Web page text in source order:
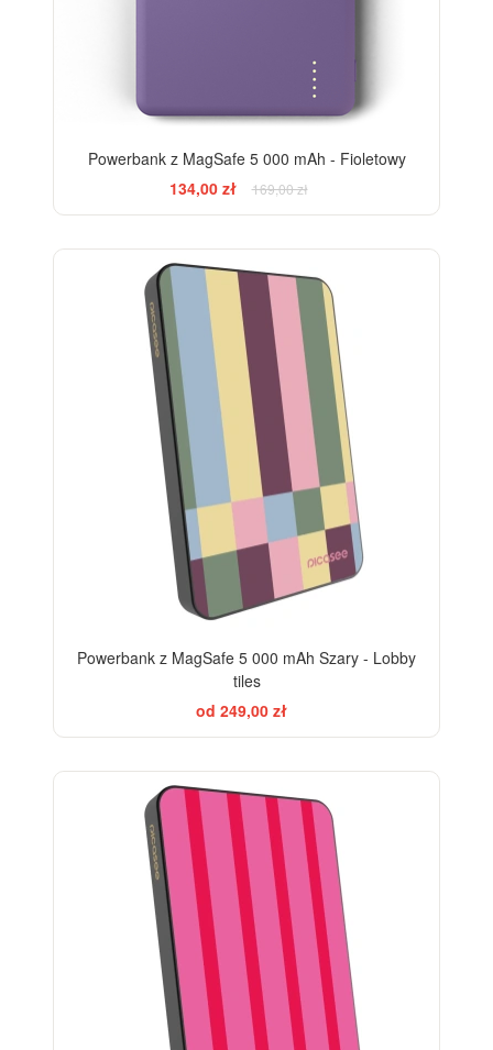
Powerbank z MagSafe 5 000 mAh - Fioletowy
134,00 zł
169,00 zł
Powerbank z MagSafe 5 000 mAh Szary - Lobby
tiles
od 249,00 zł